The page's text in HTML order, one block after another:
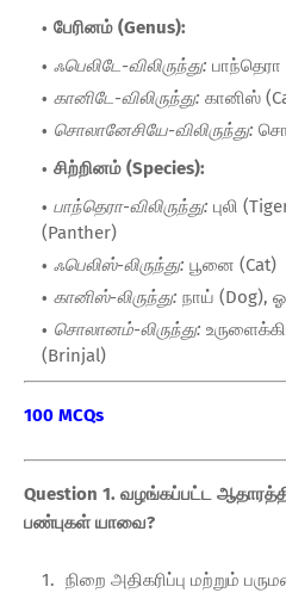
பேரினம் (Genus):
ஃபெலிடே-விலிருந்து:
கானிடே-விலிருந்து: கானிஸ்
சொலானேசியே-விலிருந்து:
சிற்றினம் (Species):
பாந்தெரா-விலிருந்து: புலி
(Panther)
ஃபெலிஸ்-லிருந்து: பூனை (Cat)
கானிஸ்-லிருந்து: நாய் (Dog),
சொலானம்-லிருந்து:
(Brinjal)
100 MCQs
Question 1. வழங்கப்பட்ட
பண்புகள் யாவை?
நிறை அதிகரிப்பு மற்றும்